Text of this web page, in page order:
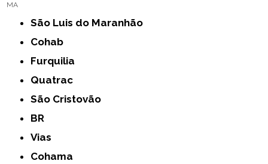
MA
São Luis do Maranhão
Cohab
Furquilia
Quatrac
São Cristovão
BR
Vias
Cohama